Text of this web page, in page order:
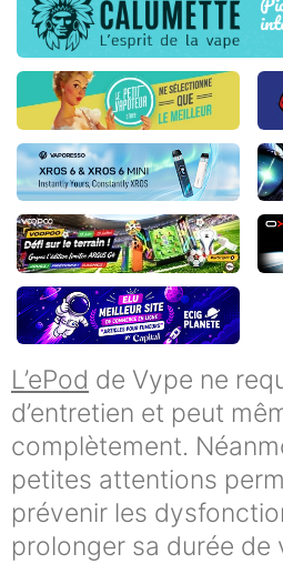
L’ePod de Vype ne
d’entretien et peut
complètement.
petites attentions
prévenir les
prolonger sa durée de